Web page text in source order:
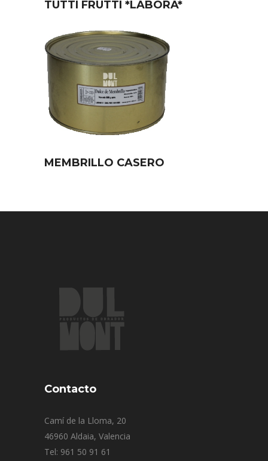
TUTTI FRUTTI *LABORA*
MEMBRILLO CASERO
Contacto
Camí de la Lloma, 20
46960 Aldaia, Valencia
Tel: 961 50 91 61